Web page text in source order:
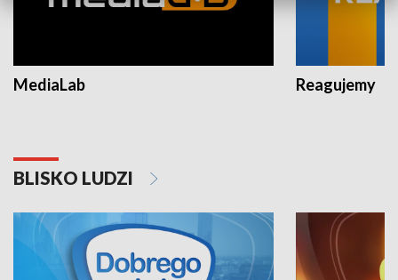
MediaLab Reagujemy
BLISKO LUDZI